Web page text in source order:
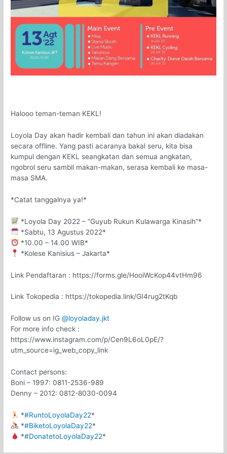
Halooo teman-teman KEKL!
Loyola Day akan hadir kembali dan tahun ini akan diadakan
secara offline. Yang pasti acaranya bakal seru, kita bisa
kumpul dengan KEKL seangkatan dan semua angkatan,
ngobrol seru sambil makan-makan, serasa kembali ke masa-
masa SMA.
*Catat tanggalnya ya!*
*Loyola Day 2022 – “Guyub Rukun Kulawarga Kinasih”*
*Sabtu, 13 Agustus 2022*
*10.00 – 14.00 WIB*
*Kolese Kanisius – Jakarta*
Link Pendaftaran : https://forms.gle/HooiWcKop44vtHm96
Link Tokopedia : https://tokopedia.link/GI4rug2tKqb
Follow us on IG@loyoladay.jkt
For more info check :
https://www.instagram.com/p/Cen9L6oL0pE/?
utm_source=ig_web_copy_link
Contact persons:
Boni – 1997: 0811-2536-989
Denny – 2012: 0812-8030-0094
*#RuntoLoyolaDay22*
*#BiketoLoyolaDay22*
*#DonatetoLoyolaDay22*